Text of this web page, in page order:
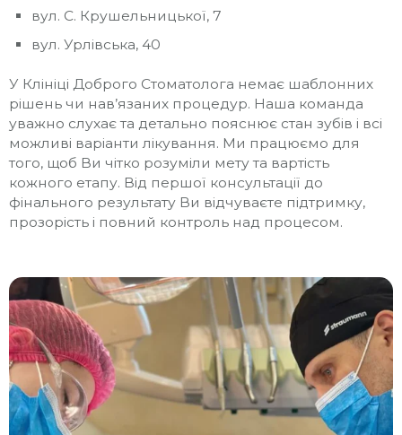
вул. С. Крушельницької, 7
вул. Урлівська, 40
У Клініці Доброго Стоматолога немає шаблонних
рішень чи нав’язаних процедур. Наша команда
уважно слухає та детально пояснює стан зубів і всі
можливі варіанти лікування. Ми працюємо для
того, щоб Ви чітко розуміли мету та вартість
кожного етапу. Від першої консультації до
фінального результату Ви відчуваєте підтримку,
прозорість і повний контроль над процесом.